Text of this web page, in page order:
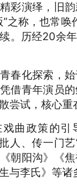
彩演绎，旧
”之称，也常
。历经20余
春化探索，
借青年演员
尝试，核心
曲政策的引
人、传一门
朝阳沟》《
与李氏》等诸